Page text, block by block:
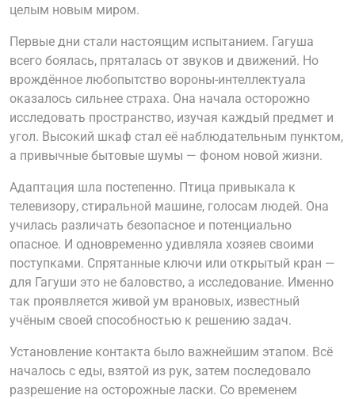
целым новым миром.
Первые дни стали настоящим испытанием. Гагуша
всего боялась, пряталась от звуков и движений. Но
врождённое любопытство вороны-интеллектуала
оказалось сильнее страха. Она начала осторожно
исследовать пространство, изучая каждый предмет и
угол. Высокий шкаф стал её наблюдательным пунктом,
а привычные бытовые шумы — фоном новой жизни.
Адаптация шла постепенно. Птица привыкала к
телевизору, стиральной машине, голосам людей. Она
училась различать безопасное и потенциально
опасное. И одновременно удивляла хозяев своими
поступками. Спрятанные ключи или открытый кран —
для Гагуши это не баловство, а исследование. Именно
так проявляется живой ум врановых, известный
учёным своей способностью к решению задач.
Установление контакта было важнейшим этапом. Всё
началось с еды, взятой из рук, затем последовало
разрешение на осторожные ласки. Со временем